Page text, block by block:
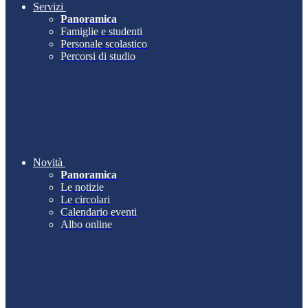
Servizi
Panoramica
Famiglie e studenti
Personale scolastico
Percorsi di studio
Novità
Panoramica
Le notizie
Le circolari
Calendario eventi
Albo online